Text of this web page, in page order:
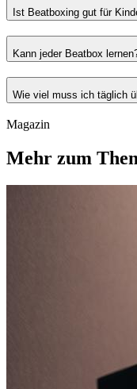
Ist Beatboxing gut für
Kann jeder Beatbox
Wie viel muss ich täglich
Magazin
Mehr zum